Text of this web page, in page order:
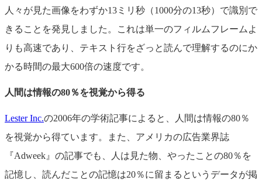
人々が見た画像をわずか13ミリ秒（1000分の13秒）で識別で
きることを発見しました。これは単一のフィルムフレームよ
りも高速であり、テキスト行をざっと読んで理解するのにか
かる時間の最大600倍の速度です。
人間は情報の80％を視覚から得る
Lester Inc.の2006年の学術記事によると、人間は情報の80％
を視覚から得ています。また、アメリカの広告業界誌
『Adweek』の記事でも、人は見た物、やったことの80％を
記憶し、読んだことの記憶は20％に留まるというデータが掲